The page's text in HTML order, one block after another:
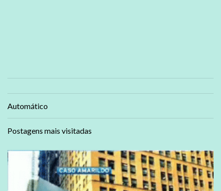
Automático
Postagens mais visitadas